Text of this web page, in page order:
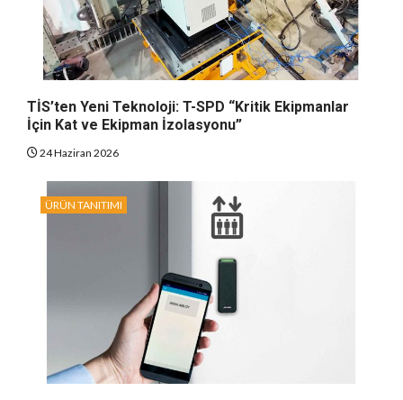
TİS’ten Yeni Teknoloji: T-SPD “Kritik Ekipmanlar
İçin Kat ve Ekipman İzolasyonu”
24 Haziran 2026
ÜRÜN TANITIMI